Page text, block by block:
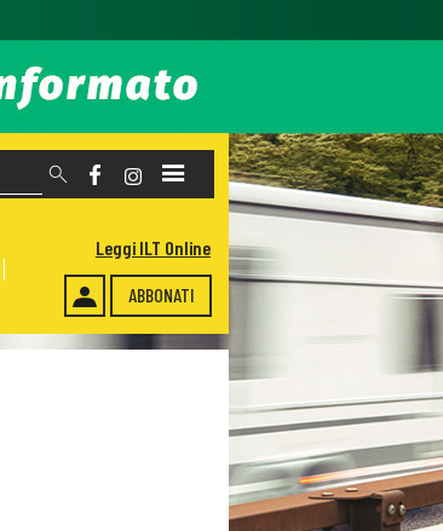
ABBONATI
Leggi ILT Online